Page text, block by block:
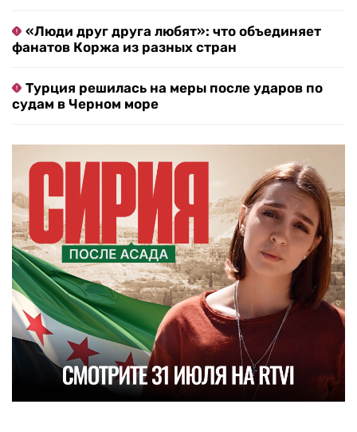
«Люди друг друга любят»: что объединяет
фанатов Коржа из разных стран
Турция решилась на меры после ударов по
судам в Черном море